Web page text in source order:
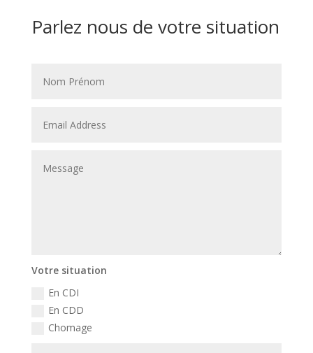
Parlez nous de votre situation
Votre situation
En CDI
En CDD
Chomage